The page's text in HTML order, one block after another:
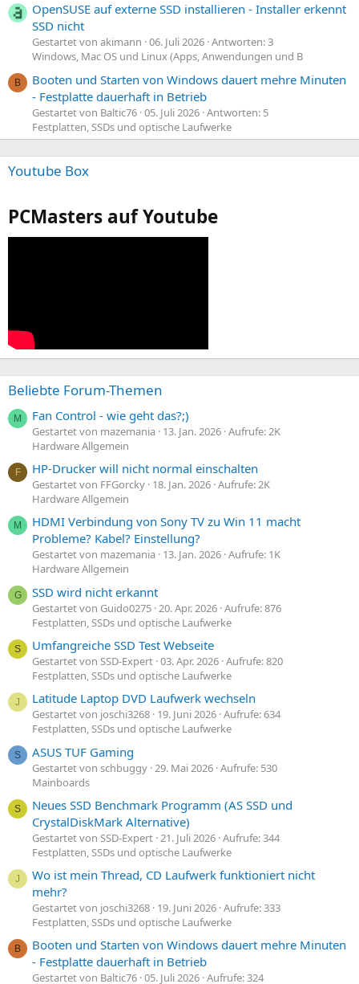
OpenSUSE auf externe SSD installieren - Installer erkennt
SSD nicht
Gestartet von akimann 06. Juli 2026 Antworten: 3
Windows, Mac OS und Linux (Apps, Anwendungen und B
B
Booten und Starten von Windows dauert mehre Minuten
- Festplatte dauerhaft in Betrieb
Gestartet von Baltic76 05. Juli 2026 Antworten: 5
Festplatten, SSDs und optische Laufwerke
Youtube Box
PCMasters auf Youtube
Beliebte Forum-Themen
M Fan Control - wie geht das?;)
Gestartet von mazemania 13. Jan. 2026 Aufrufe: 2K
Hardware Allgemein
F HP-Drucker will nicht normal einschalten
Gestartet von FFGorcky 18. Jan. 2026 Aufrufe: 2K
Hardware Allgemein
M
HDMI Verbindung von Sony TV zu Win 11 macht
Probleme? Kabel? Einstellung?
Gestartet von mazemania 13. Jan. 2026 Aufrufe: 1K
Hardware Allgemein
G SSD wird nicht erkannt
Gestartet von Guido0275 20. Apr. 2026 Aufrufe: 876
Festplatten, SSDs und optische Laufwerke
S Umfangreiche SSD Test Webseite
Gestartet von SSD-Expert 03. Apr. 2026 Aufrufe: 820
Festplatten, SSDs und optische Laufwerke
J Latitude Laptop DVD Laufwerk wechseln
Gestartet von joschi3268 19. Juni 2026 Aufrufe: 634
Festplatten, SSDs und optische Laufwerke
S ASUS TUF Gaming
Gestartet von schbuggy 29. Mai 2026 Aufrufe: 530
Mainboards
S
Neues SSD Benchmark Programm (AS SSD und
CrystalDiskMark Alternative)
Gestartet von SSD-Expert 21. Juli 2026 Aufrufe: 344
Festplatten, SSDs und optische Laufwerke
J
Wo ist mein Thread, CD Laufwerk funktioniert nicht
mehr?
Gestartet von joschi3268 19. Juni 2026 Aufrufe: 333
Festplatten, SSDs und optische Laufwerke
B
Booten und Starten von Windows dauert mehre Minuten
- Festplatte dauerhaft in Betrieb
Gestartet von Baltic76 05. Juli 2026 Aufrufe: 324